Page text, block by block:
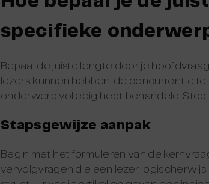
specifieke
Bepaal de juiste lengte door je
lezers kunnen hebben, de concurrentie
onderwerp volledig hebt behandeld.
Stapsgewijze aanpak
Begin met het formuleren van de
vervolgvragen die een lezer